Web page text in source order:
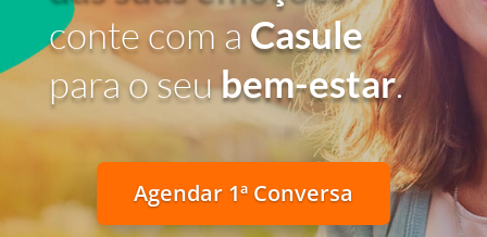
conte com a Casule
para o seubem-estar.
Agendar 1ª Conversa